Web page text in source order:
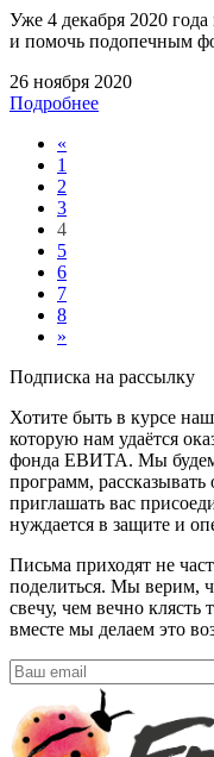
Уже 4 декабря 2020
и помочь подопечным
26 ноября 2020
Подробнее
«
1
2
3
4
5
6
7
8
»
Подписка на рассылку
Хотите быть в курсе
которую нам удаётся
фонда ЕВИТА. Мы будем
программ,
приглашать вас
нуждается в защите и
Письма приходят не
поделиться. Мы верим,
свечу, чем вечно
вместе мы делаем это